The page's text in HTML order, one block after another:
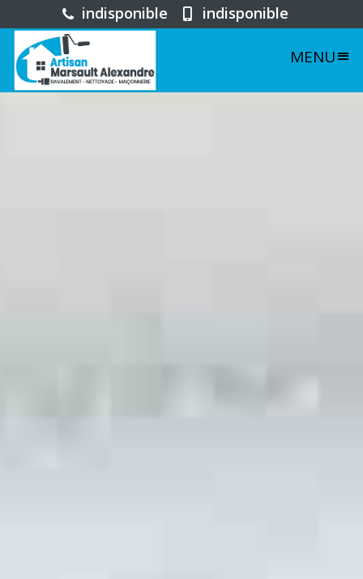
indisponible indisponible
MENU